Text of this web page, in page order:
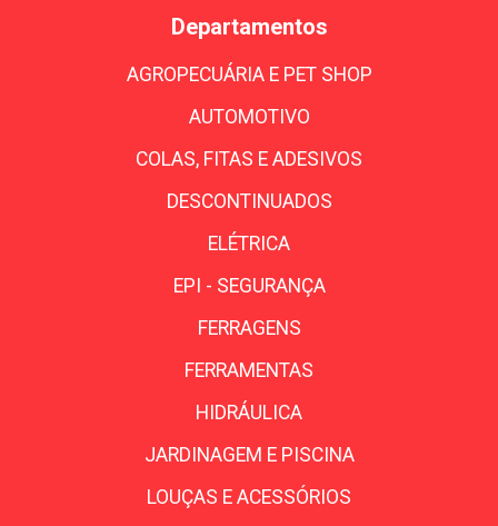
Departamentos
AGROPECUÁRIA E PET SHOP
AUTOMOTIVO
COLAS, FITAS E ADESIVOS
DESCONTINUADOS
ELÉTRICA
EPI - SEGURANÇA
FERRAGENS
FERRAMENTAS
HIDRÁULICA
JARDINAGEM E PISCINA
LOUÇAS E ACESSÓRIOS